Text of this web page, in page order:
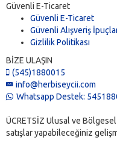
Güvenli E-Ticaret
Güvenli E-Ticaret
Güvenli Alışveriş
Gizlilik Politikası
BİZE ULAŞIN
(545)1880015
info@herbiseycii.com
Whatsapp Destek:
ÜCRETSİZ Ulusal ve
satışlar yapabileceğiniz